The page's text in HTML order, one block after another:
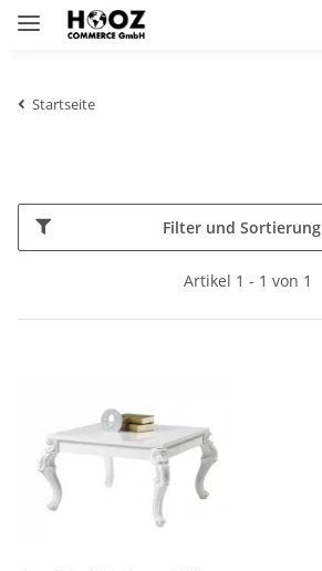
Startseite
Filter und Sortierung
Artikel 1 - 1 von 1